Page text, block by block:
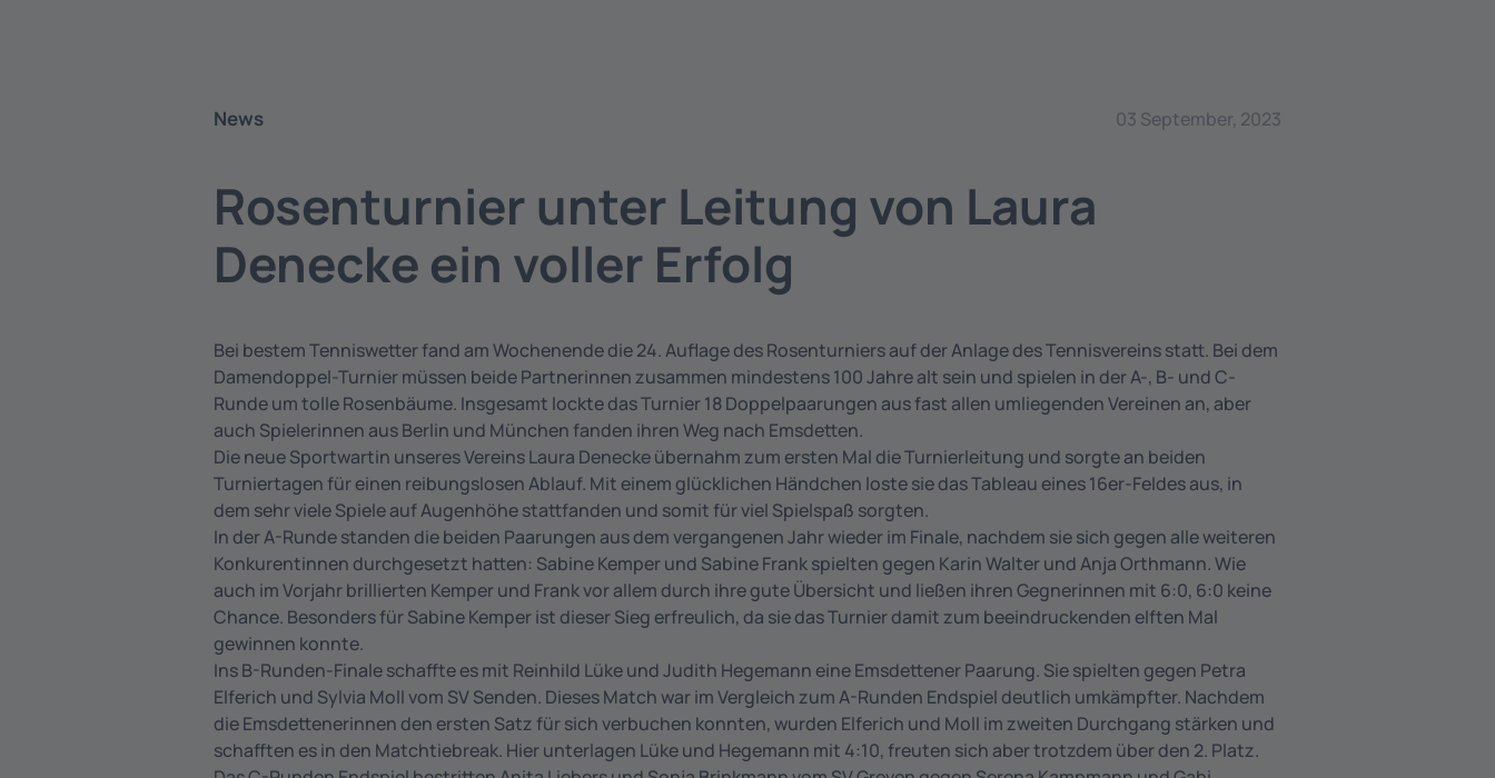
News 03 September, 2023
Rosenturnier unter Leitung von Laura
Denecke ein voller Erfolg
Bei bestem Tenniswetter fand am Wochenende die 24. Auflage des Rosenturniers auf der Anlage des Tennisvereins statt. Bei dem
Damendoppel-Turnier müssen beide Partnerinnen zusammen mindestens 100 Jahre alt sein und spielen in der A-, B- und C-
Runde um tolle Rosenbäume. Insgesamt lockte das Turnier 18 Doppelpaarungen aus fast allen umliegenden Vereinen an, aber
auch Spielerinnen aus Berlin und München fanden ihren Weg nach Emsdetten.
Die neue Sportwartin unseres Vereins Laura Denecke übernahm zum ersten Mal die Turnierleitung und sorgte an beiden
Turniertagen für einen reibungslosen Ablauf. Mit einem glücklichen Händchen loste sie das Tableau eines 16er-Feldes aus, in
dem sehr viele Spiele auf Augenhöhe stattfanden und somit für viel Spielspaß sorgten.
In der A-Runde standen die beiden Paarungen aus dem vergangenen Jahr wieder im Finale, nachdem sie sich gegen alle weiteren
Konkurentinnen durchgesetzt hatten: Sabine Kemper und Sabine Frank spielten gegen Karin Walter und Anja Orthmann. Wie
auch im Vorjahr brillierten Kemper und Frank vor allem durch ihre gute Übersicht und ließen ihren Gegnerinnen mit 6:0, 6:0 keine
Chance. Besonders für Sabine Kemper ist dieser Sieg erfreulich, da sie das Turnier damit zum beeindruckenden elften Mal
gewinnen konnte.
Ins B-Runden-Finale schaffte es mit Reinhild Lüke und Judith Hegemann eine Emsdettener Paarung. Sie spielten gegen Petra
Elferich und Sylvia Moll vom SV Senden. Dieses Match war im Vergleich zum A-Runden Endspiel deutlich umkämpfter. Nachdem
die Emsdettenerinnen den ersten Satz für sich verbuchen konnten, wurden Elferich und Moll im zweiten Durchgang stärken und
schafften es in den Matchtiebreak. Hier unterlagen Lüke und Hegemann mit 4:10, freuten sich aber trotzdem über den 2. Platz.